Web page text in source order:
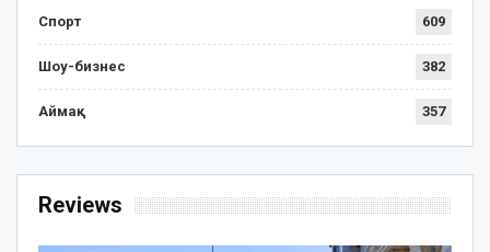
Спорт 609
Шоу-бизнес 382
Аймақ 357
Reviews